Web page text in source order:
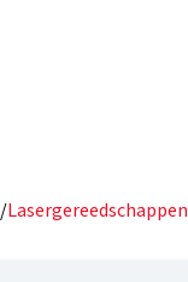
/Lasergereedschappen